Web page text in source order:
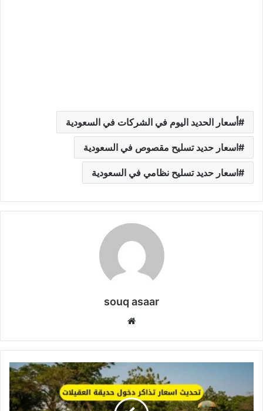
أسعار الحديد اليوم في الشركات في السعودية
اسعار حديد تسليح مقصوص في السعودية
اسعار حديد تسليح نظامي في السعودية
souq asaar